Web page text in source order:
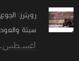
رويترز:
سبتة
02 اغســطس.2026 - 21:57